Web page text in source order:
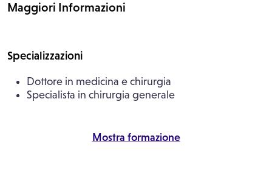
Maggiori Informazioni
Specializzazioni
Dottore in medicina e chirurgia
Specialista in chirurgia generale
Mostra formazione